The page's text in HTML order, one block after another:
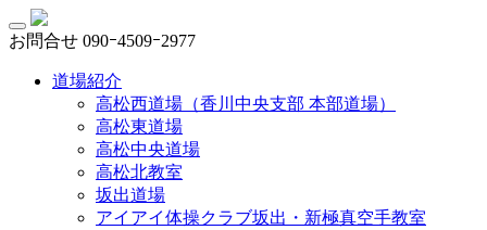
お問合せ 090ｰ4509ｰ2977
道場紹介
高松西道場（香川中央支部 本部道場）
高松東道場
高松中央道場
高松北教室
坂出道場
アイアイ体操クラブ坂出・新極真空手教室